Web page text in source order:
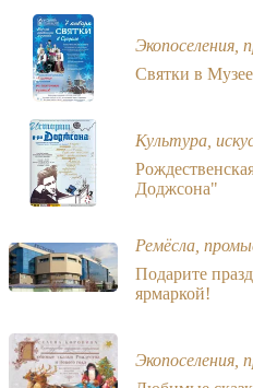
Экопоселения,
Святки в Музее
Культура,
Доджсона"
Ремёсла,
Подарите
ярмаркой!
Экопоселения,